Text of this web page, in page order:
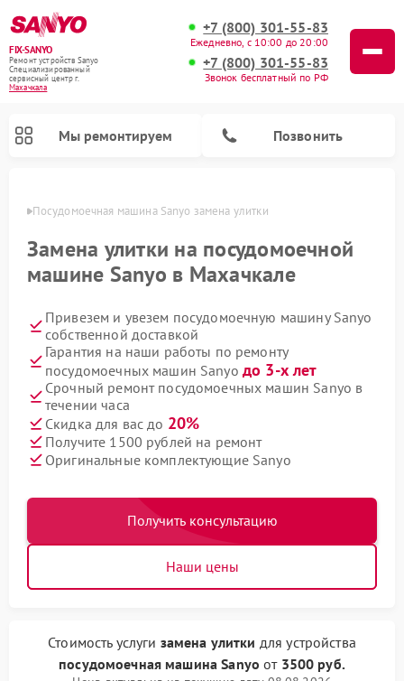
FIX-SANYO
Ремонт устройств Sanyo
Специализированный
cервисный центр г.
Махачкала
+7 (800) 301-55-83
Ежедневно, с 10:00 до 20:00
+7 (800) 301-55-83
Звонок бесплатный по РФ
Мы ремонтируем Позвонить
Посудомоечная машина Sanyo замена улитки
Замена улитки на посудомоечной
машине Sanyo в Махачкале
Привезем и увезем посудомоечную машину Sanyo
собственной доставкой
Гарантия на наши работы по ремонту
посудомоечных машин Sanyo до 3-х лет
Срочный ремонт посудомоечных машин Sanyo в
течении часа
Скидка для вас до 20%
Получите 1500 рублей на ремонт
Оригинальные комплектующие Sanyo
Получить консультацию
Наши цены
Стоимость услуги замена улитки для устройства
посудомоечная машина Sanyo от 3500 руб.